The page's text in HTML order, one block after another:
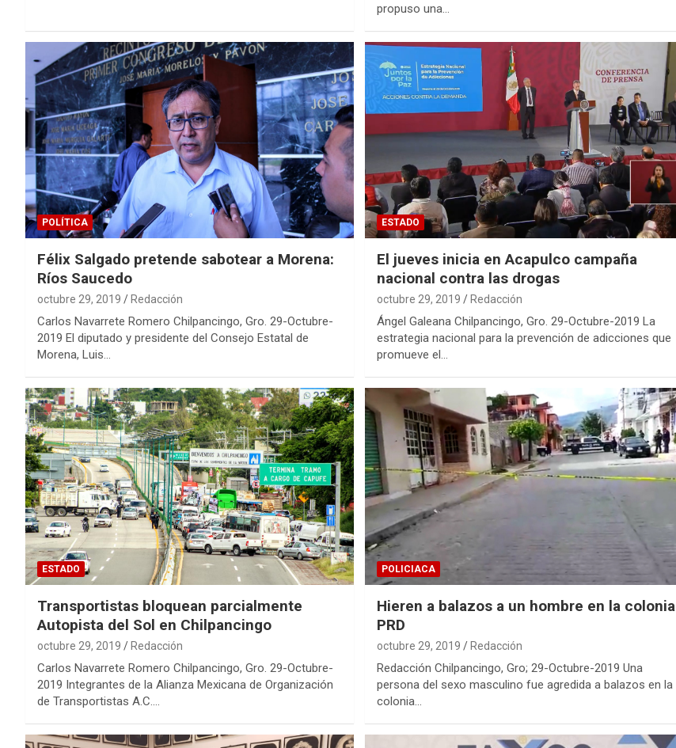
propuso una…
POLÍTICA
Félix Salgado pretende sabotear a Morena:
Ríos Saucedo
octubre 29, 2019 Redacción
Carlos Navarrete Romero Chilpancingo, Gro. 29-Octubre-
2019 El diputado y presidente del Consejo Estatal de
Morena, Luis…
ESTADO
El jueves inicia en Acapulco campaña
nacional contra las drogas
octubre 29, 2019 Redacción
Ángel Galeana Chilpancingo, Gro. 29-Octubre-2019 La
estrategia nacional para la prevención de adicciones que
promueve el…
ESTADO
Transportistas bloquean parcialmente
Autopista del Sol en Chilpancingo
octubre 29, 2019 Redacción
Carlos Navarrete Romero Chilpancingo, Gro. 29-Octubre-
2019 Integrantes de la Alianza Mexicana de Organización
de Transportistas A.C.…
POLICIACA
Hieren a balazos a un hombre en la colonia
PRD
octubre 29, 2019 Redacción
Redacción Chilpancingo, Gro; 29-Octubre-2019 Una
persona del sexo masculino fue agredida a balazos en la
colonia…